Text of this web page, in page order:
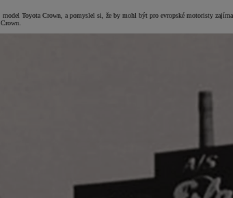
Toyota Crown, a pomyslel si, že by mohl být pro evropské motoristy
Crown.